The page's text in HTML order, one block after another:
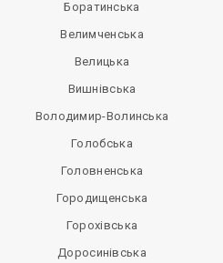
Боратинська
Велимченська
Велицька
Вишнівська
Володимир-Волинська
Голобська
Головненська
Городищенська
Горохівська
Доросинівська